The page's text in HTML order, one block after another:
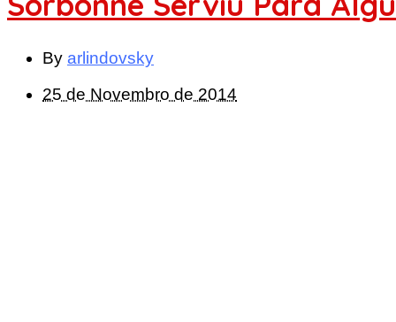
By arlindovsky
25 de Novembro de 2014